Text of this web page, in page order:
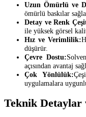
Uzun Ömürlü ve
ömürlü baskılar
Detay ve Renk
ile yüksek görsel
Hız ve Verimlilik:
düşürür.
Çevre Dostu:
açısından avantaj
Çok Yönlülük:
uygulamalara
Teknik Detaylar